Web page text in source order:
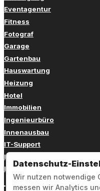
Eventagentur
Fitness
Fotograf
Garage
Gartenbau
Hauswartung
Heizung
Hotel
Immobilien
Ingenieurbüro
Innenausbau
IT-Support
Kinderbetreuung
Kosmetik
Datenschutz-
Wir nutzen notwendige
messen wir Analytics